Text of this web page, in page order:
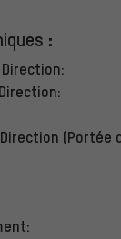
:
(Portée